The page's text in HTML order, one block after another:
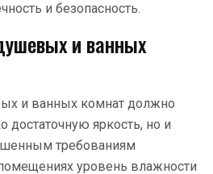
и безопасность.
и ванных
и ванных комнат должно
достаточную яркость, но и
требованиям
уровень влажности